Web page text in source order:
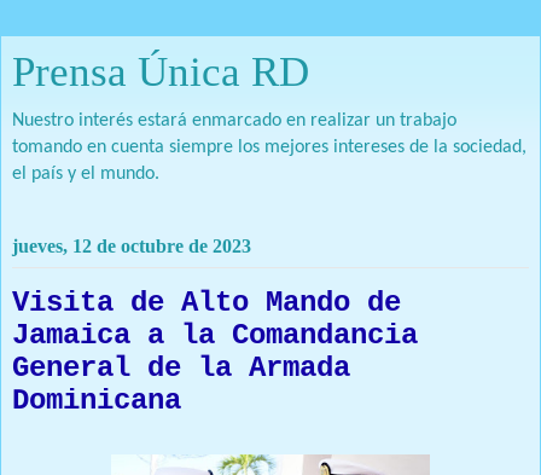
Prensa Única RD
Nuestro interés estará enmarcado en realizar un trabajo
tomando en cuenta siempre los mejores intereses de la sociedad,
el país y el mundo.
jueves, 12 de octubre de 2023
Visita de Alto Mando de
Jamaica a la Comandancia
General de la Armada
Dominicana